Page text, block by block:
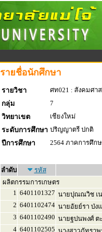
รายชื่อนักศึกษา
รายวิชา
ศท021 : สังคมศา
กลุ่ม
7
วิทยาเขต
เชียงใหม่
ระดับการศึกษา ปริญญาตรี ปกติ
ปีการศึกษา
2564 ภาคการศึก
ลำดับ
รหัส
ผลิตกรรมการเกษตร
1 6401101327 นายปุณณวิช เ
2 6401102474 นายอัยย์รา ป่ง
3 6401102490 นายฐปนพงศ์ ต
4 6401102505